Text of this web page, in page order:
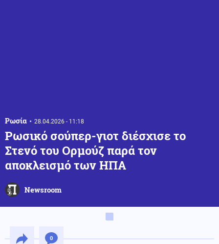
Ρωσία 28.04.2026 - 11:18
Ρωσικό σούπερ-γιοτ διέσχισε το
Στενό του Ορμούζ παρά τον
αποκλεισμό των ΗΠΑ
Newsroom
0